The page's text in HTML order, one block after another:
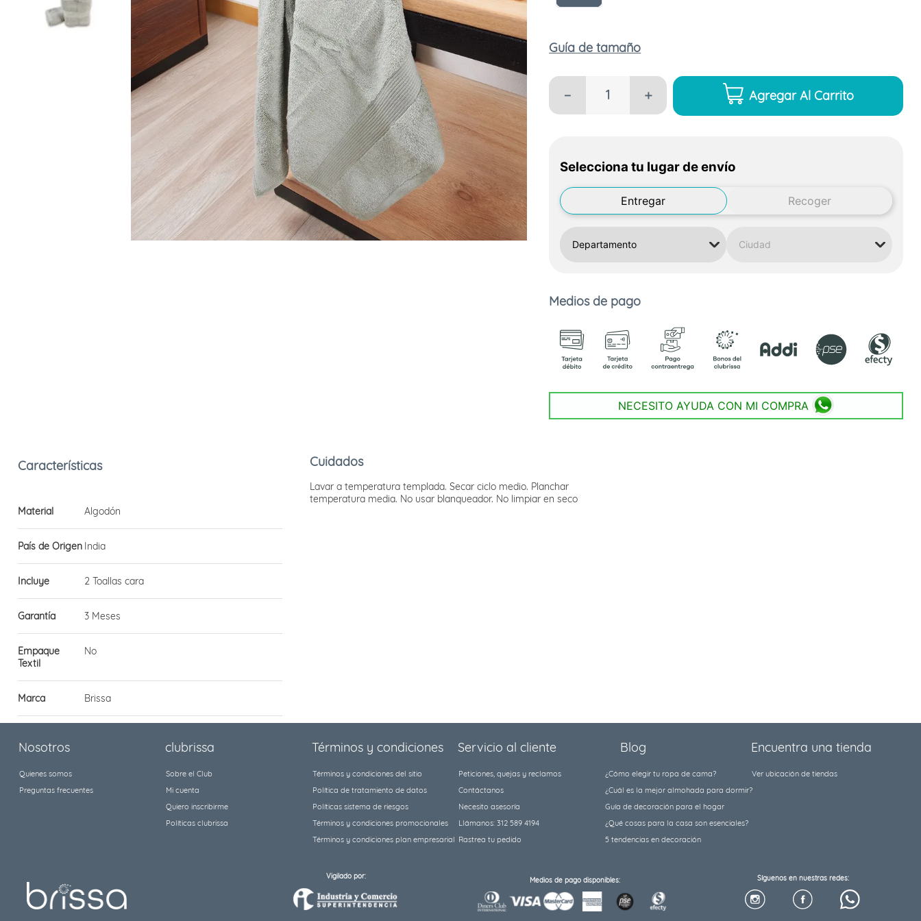
Guía de tamaño
＋
－ Agregar Al Carrito
Selecciona tu lugar de envío
Entregar Recoger
Medios de pago
NECESITO AYUDA CON MI COMPRA
Material Algodón
País de Origen India
Incluye 2 Toallas cara
Garantía 3 Meses
Empaque
Textil
No
Marca Brissa
Cuidados
Lavar a temperatura templada. Secar ciclo medio. Planchar
temperatura media. No usar blanqueador. No limpiar en seco
Nosotros
Quienes somos
Preguntas frecuentes
clubrissa
Sobre el Club
Mi cuenta
Quiero inscribirme
Políticas clubrissa
Términos y condiciones
Términos y condiciones del sitio
Política de tratamiento de datos
Políticas sistema de riesgos
Términos y condiciones promocionales
Términos y condiciones plan empresarial
Servicio al cliente
Peticiones, quejas y reclamos
Contáctanos
Necesito asesoría
Llámanos: 312 589 4194
Rastrea tu pedido
Blog
¿Cómo elegir tu ropa de cama?
¿Cuál es la mejor almohada para dormir?
Guía de decoración para el hogar
¿Qué cosas para la casa son esenciales?
5 tendencias en decoración
Encuentra una tienda
Ver ubicación de tiendas
Vigilado por: Medios de pago disponibles: Síguenos en nuestras redes:
cubrelecho